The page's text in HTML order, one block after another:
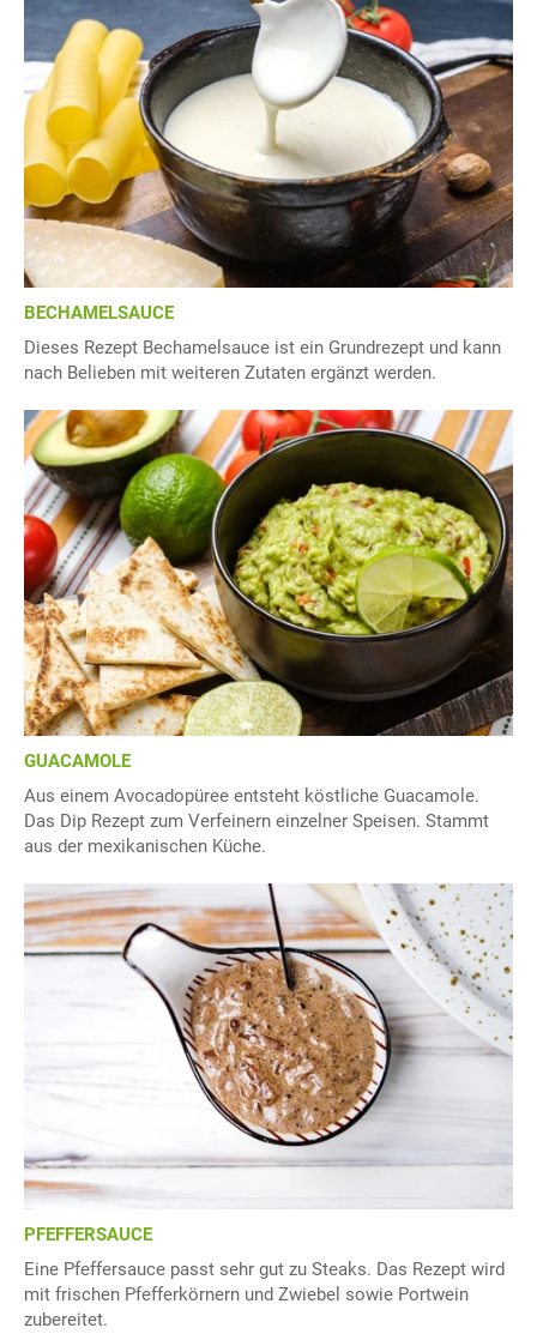
BECHAMELSAUCE
Dieses Rezept Bechamelsauce ist ein Grundrezept und kann
nach Belieben mit weiteren Zutaten ergänzt werden.
GUACAMOLE
Aus einem Avocadopüree entsteht köstliche Guacamole.
Das Dip Rezept zum Verfeinern einzelner Speisen. Stammt
aus der mexikanischen Küche.
PFEFFERSAUCE
Eine Pfeffersauce passt sehr gut zu Steaks. Das Rezept wird
mit frischen Pfefferkörnern und Zwiebel sowie Portwein
zubereitet.